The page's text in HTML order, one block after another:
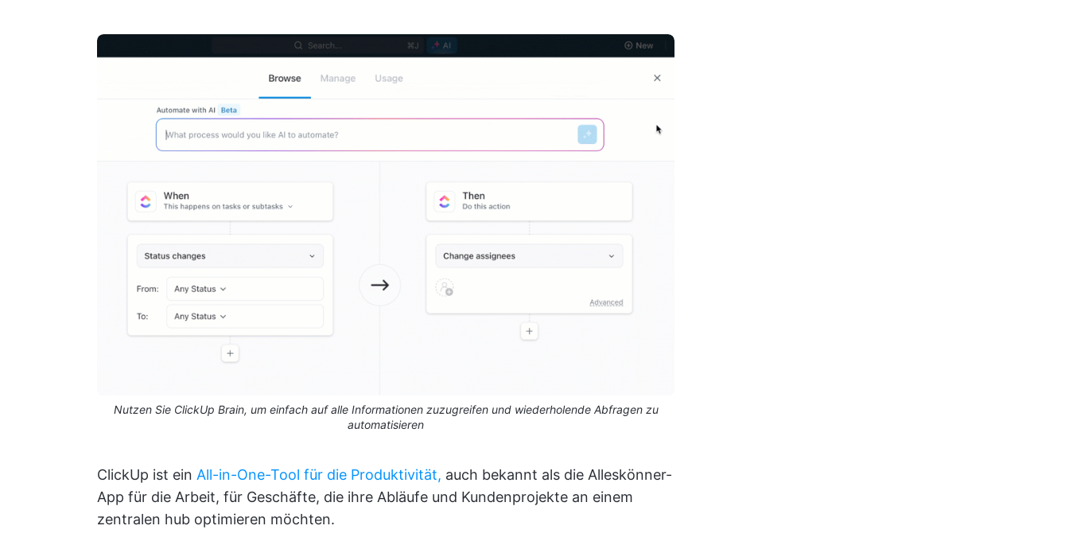
Nutzen Sie ClickUp Brain, um einfach auf alle Informationen zuzugreifen und wiederholende Abfragen zu
automatisieren
ClickUp ist ein All-in-One-Tool für die Produktivität, auch bekannt als die Alleskönner-
App für die Arbeit, für Geschäfte, die ihre Abläufe und Kundenprojekte an einem
zentralen hub optimieren möchten.